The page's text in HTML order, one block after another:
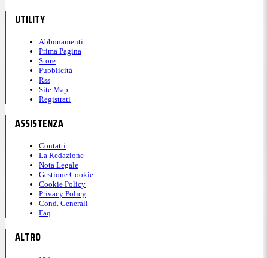
UTILITY
Abbonamenti
Prima Pagina
Store
Pubblicità
Rss
Site Map
Registrati
ASSISTENZA
Contatti
La Redazione
Nota Legale
Gestione Cookie
Cookie Policy
Privacy Policy
Cond. Generali
Faq
ALTRO